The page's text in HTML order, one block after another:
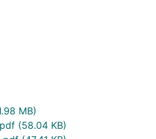
MB)
(58.04 KB)